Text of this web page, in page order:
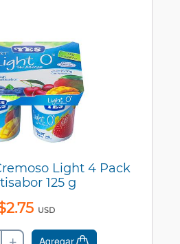
Light 4 Pack
125 g
2.75 USD
Agregar